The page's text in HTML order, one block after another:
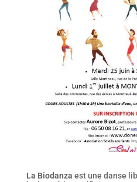
La Biodanza est une danse